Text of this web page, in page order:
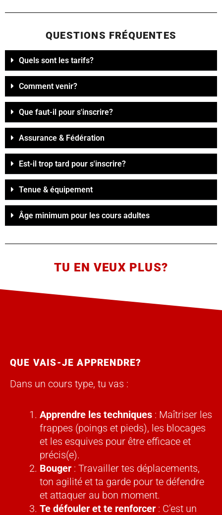
QUESTIONS FRÉQUENTES
Quels sont les tarifs?
Comment venir?
Que faut-il pour s'inscrire?
Assurance & Fédération
Est-il trop tard pour s'inscrire?
Tenue & équipement
Âge minimum pour les cours adultes
TU EN VEUX PLUS?
QUE VAIS-JE APPRENDRE?
Dans un cours type, tu vas :
Apprendre les techniques : Maîtriser les
frappes (poings et pieds), les blocages
et les esquives pour être efficace et
précis(e).
Bouger : Travailler tes déplacements,
ton agilité et ta garde pour te défendre
et attaquer au bon moment.
Te défouler et te renforcer : C’est un